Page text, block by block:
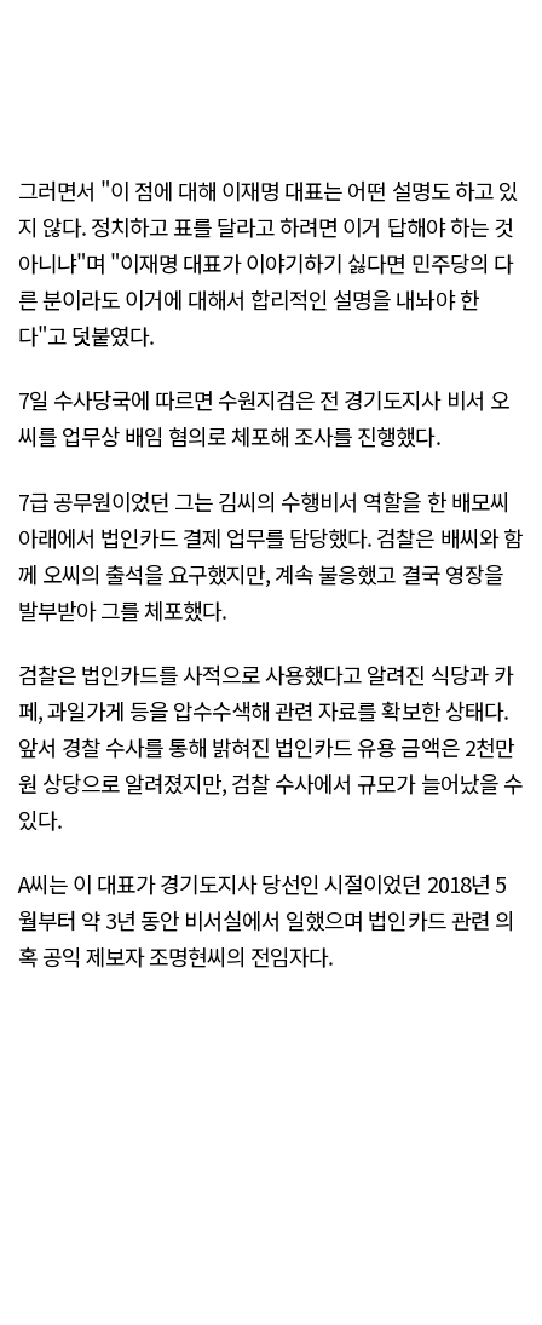
그러면서 "이 점에 대해 이재명 대표는 어떤 설명도 하고 있
지 않다. 정치하고 표를 달라고 하려면 이거 답해야 하는 것
아니냐"며 "이재명 대표가 이야기하기 싫다면 민주당의 다
른 분이라도 이거에 대해서 합리적인 설명을 내놔야 한
다"고 덧붙였다.
7일 수사당국에 따르면 수원지검은 전 경기도지사 비서 오
씨를 업무상 배임 혐의로 체포해 조사를 진행했다.
7급 공무원이었던 그는 김씨의 수행비서 역할을 한 배모씨
아래에서 법인카드 결제 업무를 담당했다. 검찰은 배씨와 함
께 오씨의 출석을 요구했지만, 계속 불응했고 결국 영장을
발부받아 그를 체포했다.
검찰은 법인카드를 사적으로 사용했다고 알려진 식당과 카
페, 과일가게 등을 압수수색해 관련 자료를 확보한 상태다.
앞서 경찰 수사를 통해 밝혀진 법인카드 유용 금액은 2천만
원 상당으로 알려졌지만, 검찰 수사에서 규모가 늘어났을 수
있다.
A씨는 이 대표가 경기도지사 당선인 시절이었던 2018년 5
월부터 약 3년 동안 비서실에서 일했으며 법인카드 관련 의
혹 공익 제보자 조명현씨의 전임자다.